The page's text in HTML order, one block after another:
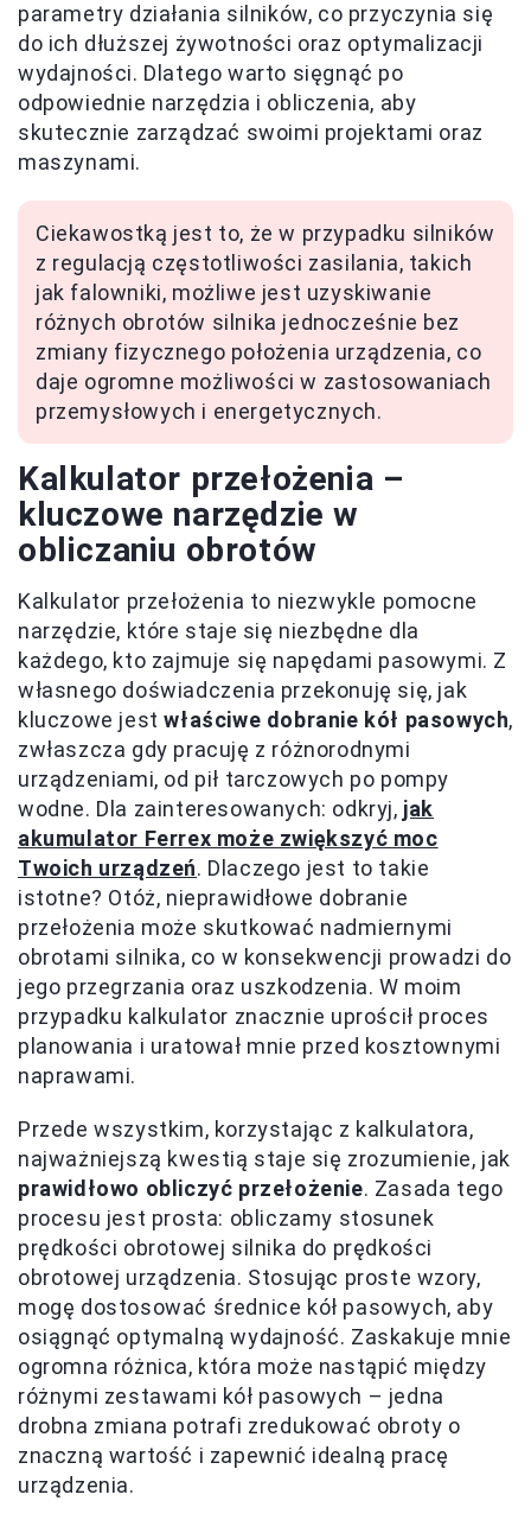
parametry działania silników, co przyczynia się
do ich dłuższej żywotności oraz optymalizacji
wydajności. Dlatego warto sięgnąć po
odpowiednie narzędzia i obliczenia, aby
skutecznie zarządzać swoimi projektami oraz
maszynami.
Ciekawostką jest to, że w przypadku silników
z regulacją częstotliwości zasilania, takich
jak falowniki, możliwe jest uzyskiwanie
różnych obrotów silnika jednocześnie bez
zmiany fizycznego położenia urządzenia, co
daje ogromne możliwości w zastosowaniach
przemysłowych i energetycznych.
Kalkulator przełożenia –
kluczowe narzędzie w
obliczaniu obrotów
Kalkulator przełożenia to niezwykle pomocne
narzędzie, które staje się niezbędne dla
każdego, kto zajmuje się napędami pasowymi. Z
własnego doświadczenia przekonuję się, jak
kluczowe jestwłaściwe dobranie kół pasowych,
zwłaszcza gdy pracuję z różnorodnymi
urządzeniami, od pił tarczowych po pompy
wodne. Dla zainteresowanych: odkryj, jak
akumulator Ferrex może zwiększyć moc
Twoich urządzeń. Dlaczego jest to takie
istotne? Otóż, nieprawidłowe dobranie
przełożenia może skutkować nadmiernymi
obrotami silnika, co w konsekwencji prowadzi do
jego przegrzania oraz uszkodzenia. W moim
przypadku kalkulator znacznie uprościł proces
planowania i uratował mnie przed kosztownymi
naprawami.
Przede wszystkim, korzystając z kalkulatora,
najważniejszą kwestią staje się zrozumienie, jak
prawidłowo obliczyć przełożenie. Zasada tego
procesu jest prosta: obliczamy stosunek
prędkości obrotowej silnika do prędkości
obrotowej urządzenia. Stosując proste wzory,
mogę dostosować średnice kół pasowych, aby
osiągnąć optymalną wydajność. Zaskakuje mnie
ogromna różnica, która może nastąpić między
różnymi zestawami kół pasowych – jedna
drobna zmiana potrafi zredukować obroty o
znaczną wartość i zapewnić idealną pracę
urządzenia.